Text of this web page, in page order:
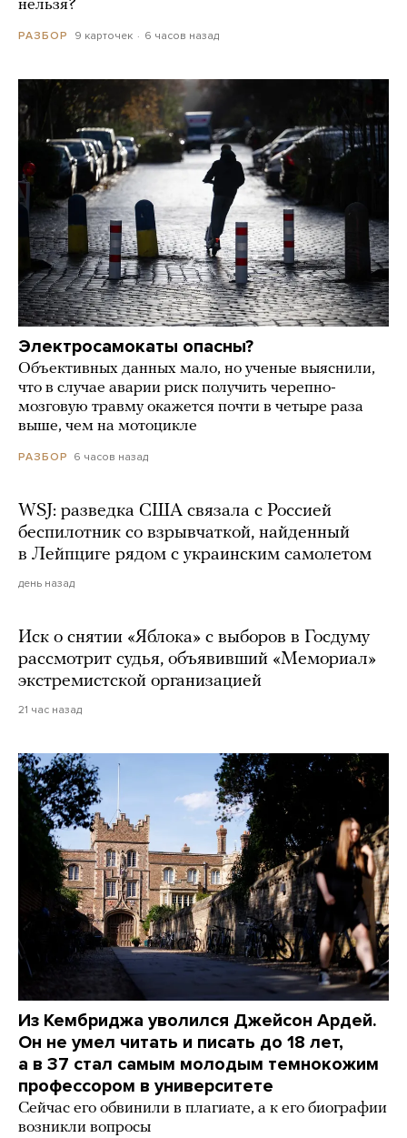
нельзя?
РАЗБОР 9 карточек 6 часов назад
Электросамокаты опасны?
Объективных данных мало, но ученые выяснили,
что в случае аварии риск получить черепно-
мозговую травму окажется почти в четыре раза
выше, чем на мотоцикле
РАЗБОР 6 часов назад
WSJ: разведка США связала с Россией
беспилотник со взрывчаткой, найденный
в Лейпциге рядом с украинским самолетом
день назад
Иск о снятии «Яблока» с выборов в Госдуму
рассмотрит судья, объявивший «Мемориал»
экстремистской организацией
21 час назад
Из Кембриджа уволился Джейсон Ардей.
Он не умел читать и писать до 18 лет,
а в 37 стал самым молодым темнокожим
профессором в университете
Сейчас его обвинили в плагиате, а к его биографии
возникли вопросы